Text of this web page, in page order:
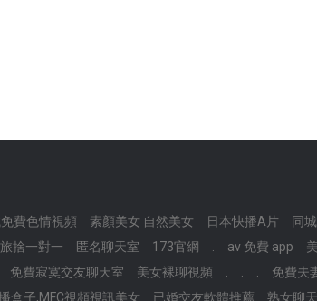
費色情視頻 素顏美女 自然美女 日本快播A片 同
捨一對一 匿名聊天室 173官網 av 免費 app
免費寂寞交友聊天室 美女裸聊視頻 免費夫
盒子,MFC視頻視訊美女 已婚交友軟體推薦 熟女聊